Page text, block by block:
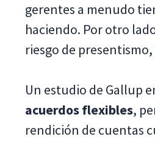
gerentes a menudo
haciendo. Por otro
riesgo de
Un estudio de Gallup
acuerdos flexibles,
rendición de cuentas